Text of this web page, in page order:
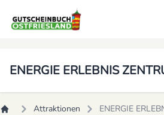
ENERGIE ERLEBNIS
Attraktionen ENERGIE